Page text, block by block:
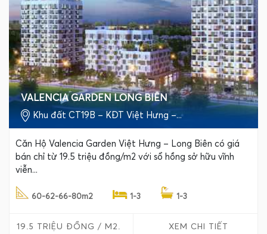
VALENCIA GARDEN LONG BIÊN
Khu đất CT19B – KĐT Việt Hưng –...
Căn Hộ Valencia Garden Việt Hưng – Long Biên có giá
bán chỉ từ 19.5 triệu đồng/m2 với sổ hồng sở hữu vĩnh
viễn...
60-62-66-80m2 1-3 1-3
19.5 TRIỆU ĐỒNG / M2. XEM CHI TIẾT